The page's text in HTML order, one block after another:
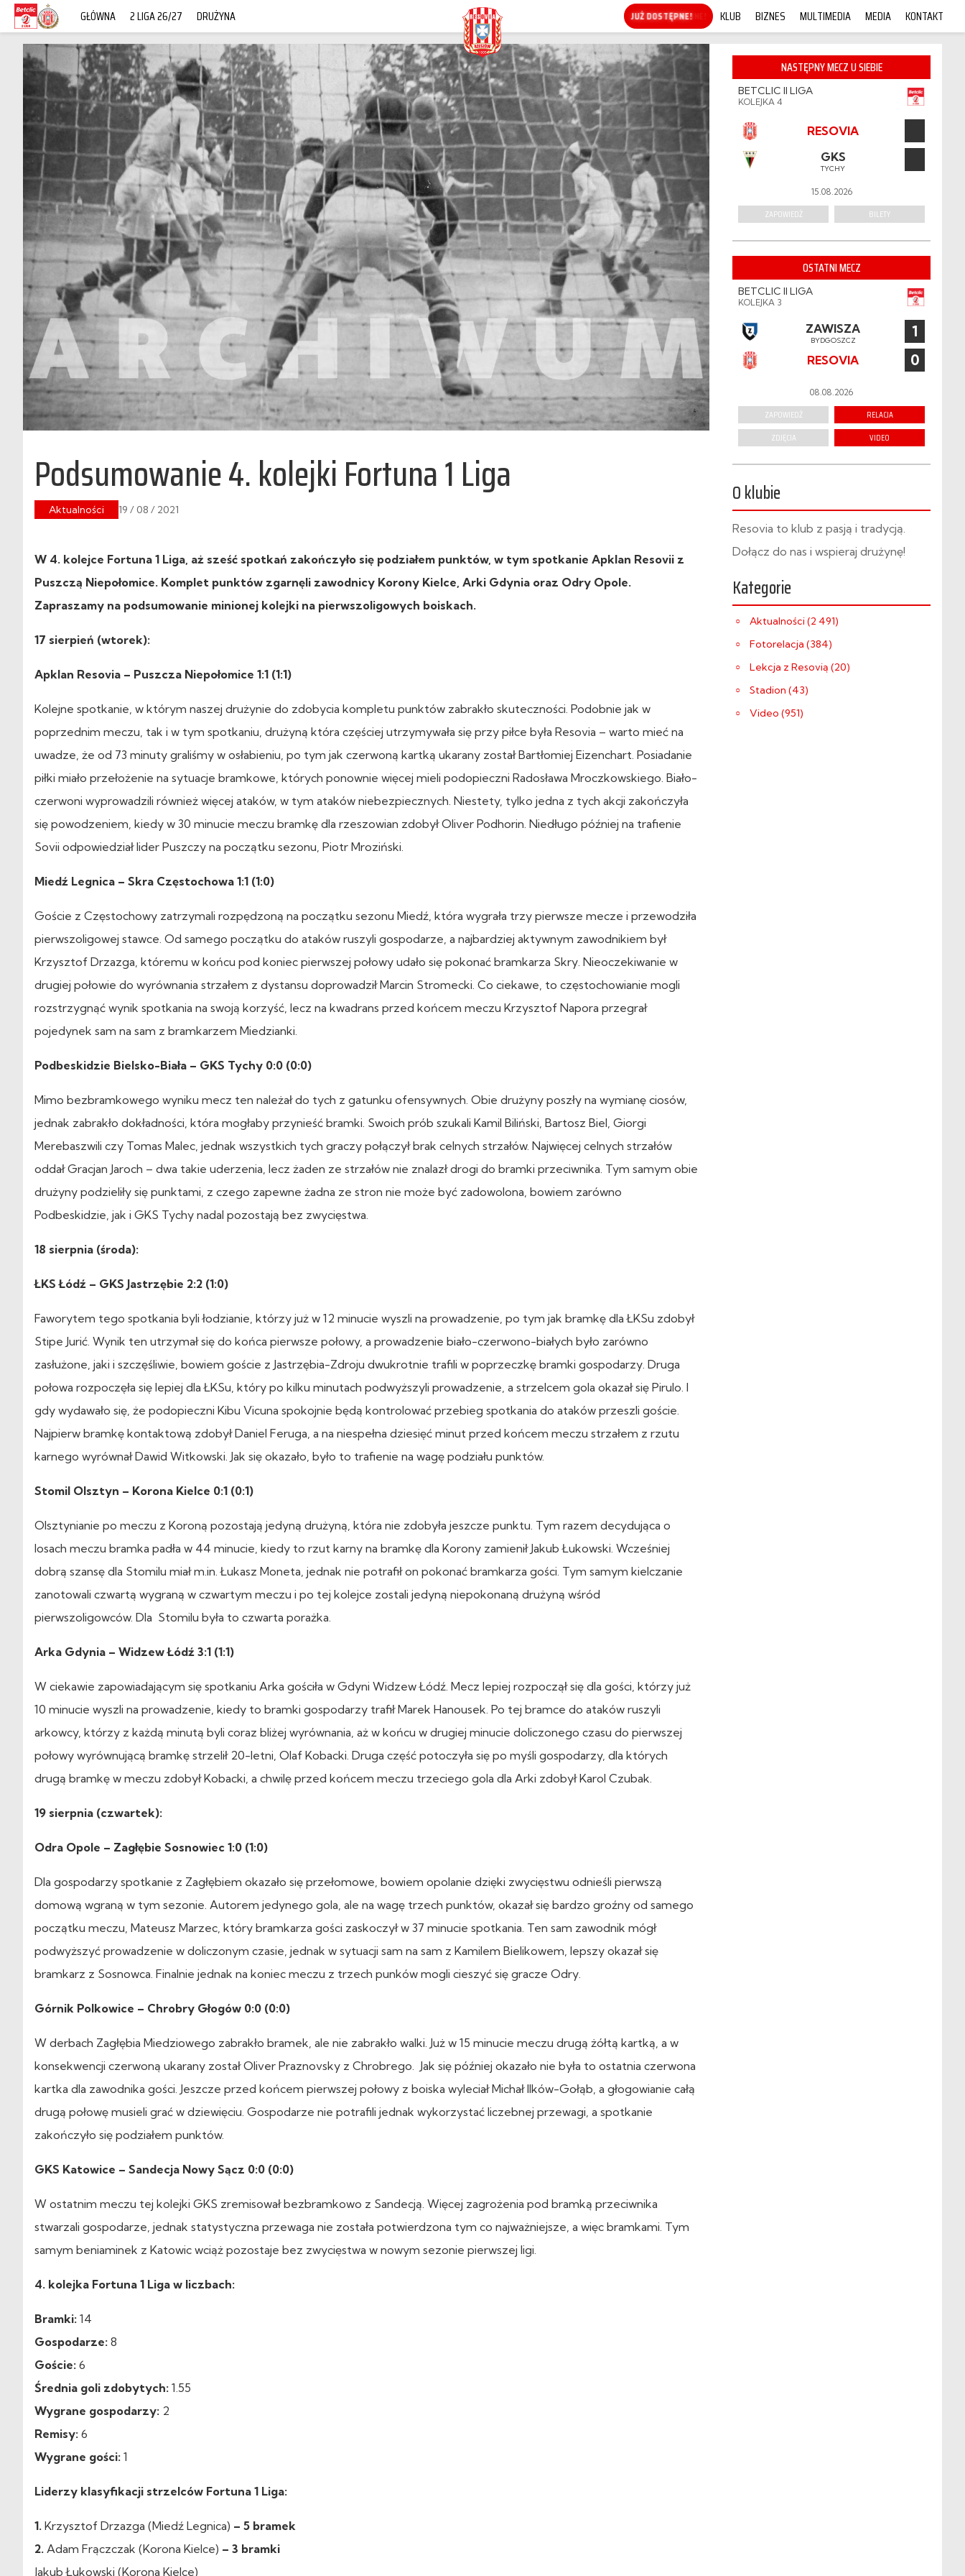
GŁÓWNA 2 LIGA 26/27 DRUŻYNA KUP ONLINE! KLUB BIZNES MULTIMEDIA MEDIA KONTAKT
Podsumowanie 4. kolejki Fortuna 1 Liga
Aktualności 19 / 08 / 2021
W 4. kolejce Fortuna 1 Liga, aż sześć spotkań zakończyło się podziałem punktów, w tym spotkanie Apklan Resovii z
Puszczą Niepołomice. Komplet punktów zgarnęli zawodnicy Korony Kielce, Arki Gdynia oraz Odry Opole.
Zapraszamy na podsumowanie minionej kolejki na pierwszoligowych boiskach.
17 sierpień (wtorek):
Apklan Resovia – Puszcza Niepołomice 1:1 (1:1)
Kolejne spotkanie, w którym naszej drużynie do zdobycia kompletu punktów zabrakło skuteczności. Podobnie jak w
poprzednim meczu, tak i w tym spotkaniu, drużyną która częściej utrzymywała się przy piłce była Resovia – warto mieć na
uwadze, że od 73 minuty graliśmy w osłabieniu, po tym jak czerwoną kartką ukarany został Bartłomiej Eizenchart. Posiadanie
piłki miało przełożenie na sytuacje bramkowe, których ponownie więcej mieli podopieczni Radosława Mroczkowskiego. Biało-
czerwoni wyprowadzili również więcej ataków, w tym ataków niebezpiecznych. Niestety, tylko jedna z tych akcji zakończyła
się powodzeniem, kiedy w 30 minucie meczu bramkę dla rzeszowian zdobył Oliver Podhorin. Niedługo później na trafienie
Sovii odpowiedział lider Puszczy na początku sezonu, Piotr Mroziński.
Miedź Legnica – Skra Częstochowa 1:1 (1:0)
Goście z Częstochowy zatrzymali rozpędzoną na początku sezonu Miedź, która wygrała trzy pierwsze mecze i przewodziła
pierwszoligowej stawce. Od samego początku do ataków ruszyli gospodarze, a najbardziej aktywnym zawodnikiem był
Krzysztof Drzazga, któremu w końcu pod koniec pierwszej połowy udało się pokonać bramkarza Skry. Nieoczekiwanie w
drugiej połowie do wyrównania strzałem z dystansu doprowadził Marcin Stromecki. Co ciekawe, to częstochowianie mogli
rozstrzygnąć wynik spotkania na swoją korzyść, lecz na kwadrans przed końcem meczu Krzysztof Napora przegrał
pojedynek sam na sam z bramkarzem Miedzianki.
Podbeskidzie Bielsko-Biała – GKS Tychy 0:0 (0:0)
Mimo bezbramkowego wyniku mecz ten należał do tych z gatunku ofensywnych. Obie drużyny poszły na wymianę ciosów,
jednak zabrakło dokładności, która mogłaby przynieść bramki. Swoich prób szukali Kamil Biliński, Bartosz Biel, Giorgi
Merebaszwili czy Tomas Malec, jednak wszystkich tych graczy połączył brak celnych strzałów. Najwięcej celnych strzałów
oddał Gracjan Jaroch – dwa takie uderzenia, lecz żaden ze strzałów nie znalazł drogi do bramki przeciwnika. Tym samym obie
drużyny podzieliły się punktami, z czego zapewne żadna ze stron nie może być zadowolona, bowiem zarówno
Podbeskidzie, jak i GKS Tychy nadal pozostają bez zwycięstwa.
18 sierpnia (środa):
ŁKS Łódź – GKS Jastrzębie 2:2 (1:0)
Faworytem tego spotkania byli łodzianie, którzy już w 12 minucie wyszli na prowadzenie, po tym jak bramkę dla ŁKSu zdobył
Stipe Jurić. Wynik ten utrzymał się do końca pierwsze połowy, a prowadzenie biało-czerwono-białych było zarówno
zasłużone, jaki i szczęśliwie, bowiem goście z Jastrzębia-Zdroju dwukrotnie trafili w poprzeczkę bramki gospodarzy. Druga
połowa rozpoczęła się lepiej dla ŁKSu, który po kilku minutach podwyższyli prowadzenie, a strzelcem gola okazał się Pirulo. I
gdy wydawało się, że podopieczni Kibu Vicuna spokojnie będą kontrolować przebieg spotkania do ataków przeszli goście.
Najpierw bramkę kontaktową zdobył Daniel Feruga, a na niespełna dziesięć minut przed końcem meczu strzałem z rzutu
karnego wyrównał Dawid Witkowski. Jak się okazało, było to trafienie na wagę podziału punktów.
Stomil Olsztyn – Korona Kielce 0:1 (0:1)
Olsztynianie po meczu z Koroną pozostają jedyną drużyną, która nie zdobyła jeszcze punktu. Tym razem decydująca o
losach meczu bramka padła w 44 minucie, kiedy to rzut karny na bramkę dla Korony zamienił Jakub Łukowski. Wcześniej
dobrą szansę dla Stomilu miał m.in. Łukasz Moneta, jednak nie potrafił on pokonać bramkarza gości. Tym samym kielczanie
zanotowali czwartą wygraną w czwartym meczu i po tej kolejce zostali jedyną niepokonaną drużyną wśród
pierwszoligowców. Dla Stomilu była to czwarta porażka.
Arka Gdynia – Widzew Łódź 3:1 (1:1)
W ciekawie zapowiadającym się spotkaniu Arka gościła w Gdyni Widzew Łódź. Mecz lepiej rozpoczął się dla gości, którzy już
10 minucie wyszli na prowadzenie, kiedy to bramki gospodarzy trafił Marek Hanousek. Po tej bramce do ataków ruszyli
arkowcy, którzy z każdą minutą byli coraz bliżej wyrównania, aż w końcu w drugiej minucie doliczonego czasu do pierwszej
połowy wyrównującą bramkę strzelił 20-letni, Olaf Kobacki. Druga część potoczyła się po myśli gospodarzy, dla których
drugą bramkę w meczu zdobył Kobacki, a chwilę przed końcem meczu trzeciego gola dla Arki zdobył Karol Czubak.
19 sierpnia (czwartek):
Odra Opole – Zagłębie Sosnowiec 1:0 (1:0)
Dla gospodarzy spotkanie z Zagłębiem okazało się przełomowe, bowiem opolanie dzięki zwycięstwu odnieśli pierwszą
domową wgraną w tym sezonie. Autorem jedynego gola, ale na wagę trzech punktów, okazał się bardzo groźny od samego
początku meczu, Mateusz Marzec, który bramkarza gości zaskoczył w 37 minucie spotkania. Ten sam zawodnik mógł
podwyższyć prowadzenie w doliczonym czasie, jednak w sytuacji sam na sam z Kamilem Bielikowem, lepszy okazał się
bramkarz z Sosnowca. Finalnie jednak na koniec meczu z trzech punków mogli cieszyć się gracze Odry.
Górnik Polkowice – Chrobry Głogów 0:0 (0:0)
W derbach Zagłębia Miedziowego zabrakło bramek, ale nie zabrakło walki. Już w 15 minucie meczu drugą żółtą kartką, a w
konsekwencji czerwoną ukarany został Oliver Praznovsky z Chrobrego. Jak się później okazało nie była to ostatnia czerwona
kartka dla zawodnika gości. Jeszcze przed końcem pierwszej połowy z boiska wyleciał Michał Ilków-Gołąb, a głogowianie całą
drugą połowę musieli grać w dziewięciu. Gospodarze nie potrafili jednak wykorzystać liczebnej przewagi, a spotkanie
zakończyło się podziałem punktów.
GKS Katowice – Sandecja Nowy Sącz 0:0 (0:0)
W ostatnim meczu tej kolejki GKS zremisował bezbramkowo z Sandecją. Więcej zagrożenia pod bramką przeciwnika
stwarzali gospodarze, jednak statystyczna przewaga nie została potwierdzona tym co najważniejsze, a więc bramkami. Tym
samym beniaminek z Katowic wciąż pozostaje bez zwycięstwa w nowym sezonie pierwszej ligi.
4. kolejka Fortuna 1 Liga w liczbach:
Bramki: 14
Gospodarze: 8
Goście: 6
Średnia goli zdobytych: 1.55
Wygrane gospodarzy: 2
Remisy: 6
Wygrane gości: 1
Liderzy klasyfikacji strzelców Fortuna 1 Liga:
1. Krzysztof Drzazga (Miedź Legnica) – 5 bramek
2. Adam Frączczak (Korona Kielce) – 3 bramki
Jakub Łukowski (Korona Kielce)
NASTĘPNY MECZ U SIEBIE
BETCLIC II LIGA
KOLEJKA 4
RESOVIA
GKS
TYCHY
15.08.2026
ZAPOWIEDŹ BILETY
OSTATNI MECZ
BETCLIC II LIGA
KOLEJKA 3
ZAWISZA
BYDGOSZCZ 1
RESOVIA 0
08.08.2026
ZAPOWIEDŹ
RELACJA
ZDJĘCIA
VIDEO
O klubie
Resovia to klub z pasją i tradycją.
Dołącz do nas i wspieraj drużynę!
Kategorie
Aktualności (2 491)
Fotorelacja (384)
Lekcja z Resovią (20)
Stadion (43)
Video (951)